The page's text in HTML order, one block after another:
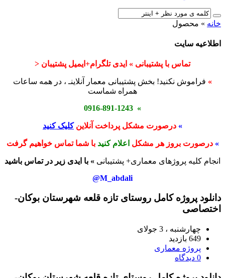
خانه » محصول
اطلاعیه سایت
تماس با پشتیبانی » ایدی تلگرام+ایمیل پشتیبان <
» فراموش نکنید! بخش پشتیبانی معمار آنلاینـ ، در همه ساعات
همراه شماست
» 0916-891-1243
» درصورت مشکل پرداخت آنلاینکلیک کنید
» درصورت بروز هر مشکل اعلام کنید با شما تماس خواهیم گرفت
انجام کلیه پروژهای معماری+ پشتیبانی » با ایدی زیر در تماس باشید
M_abdali@
دانلود پروژه کامل روستای تازه قلعه شهرستان بوكان-
اختصاصی
چهارشنبه ، 3 جولای
649 بازدید
پروژه معماری
0 دیدگاه